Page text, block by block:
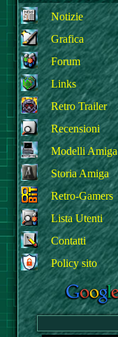
Notizie
Grafica
Forum
Links
Retro Trailer
Recensioni
Modelli Amiga
Storia Amiga
Retro-Gamers
Lista Utenti
Contatti
Policy sito